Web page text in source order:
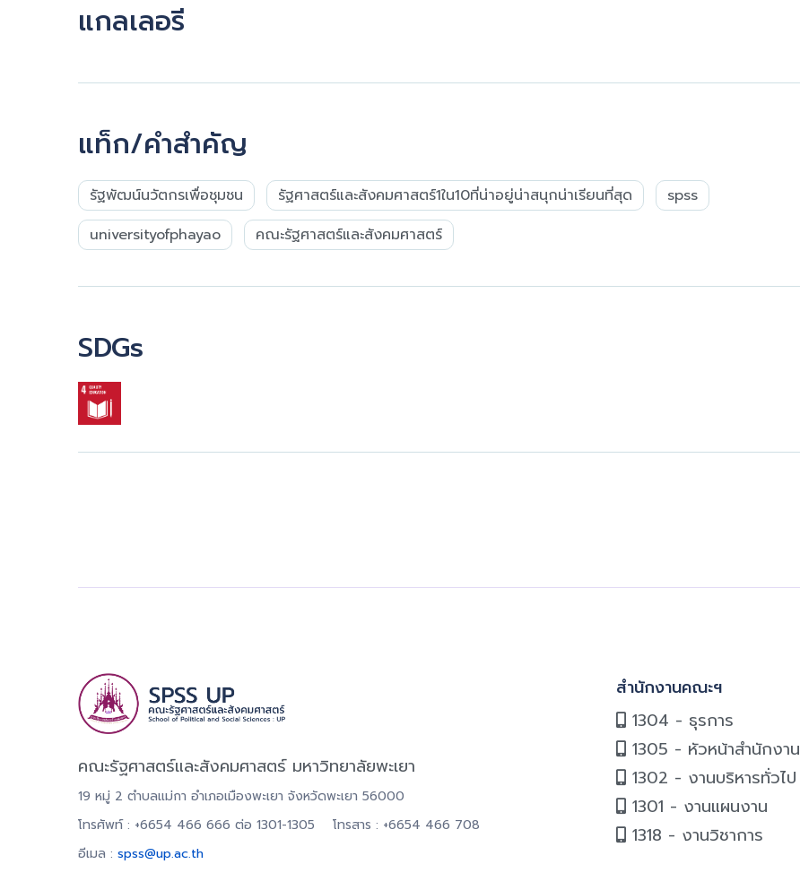
แกลเลอรี
แท็ก/คำสำคัญ
รัฐพัฒน์นวัตกรเพื่อชุมชน รัฐศาสตร์และสังคมศาสตร์1ใน10ที่น่าอยู่น่าสนุกน่าเรียนที่สุด
spss
universityofphayao
คณะรัฐศาสตร์และสังคมศาสตร์
SDGs
คณะรัฐศาสตร์และสังคมศาสตร์ มหาวิทยาลัยพะเยา
19 หมู่ 2 ตำบลแม่กา อำเภอเมืองพะเยา จังหวัดพะเยา 56000
โทรศัพท์ : +6654 466 666 ต่อ 1301-1305 โทรสาร : +6654 466 708
อีเมล : spss@up.ac.th
สำนักงานคณะฯ
1304 - ธุรการ
1305 - หัวหน้าสำนักงาน
1302 - งานบริหารทั่วไป
1301 - งานแผนงาน
1318 - งานวิชาการ